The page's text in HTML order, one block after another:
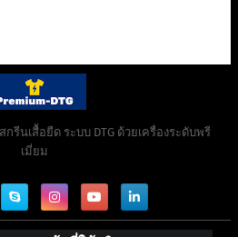
รีนเสื้อยืด ระบบ DTG ด้วยเครื่องระดับพรี
เมี่ยม